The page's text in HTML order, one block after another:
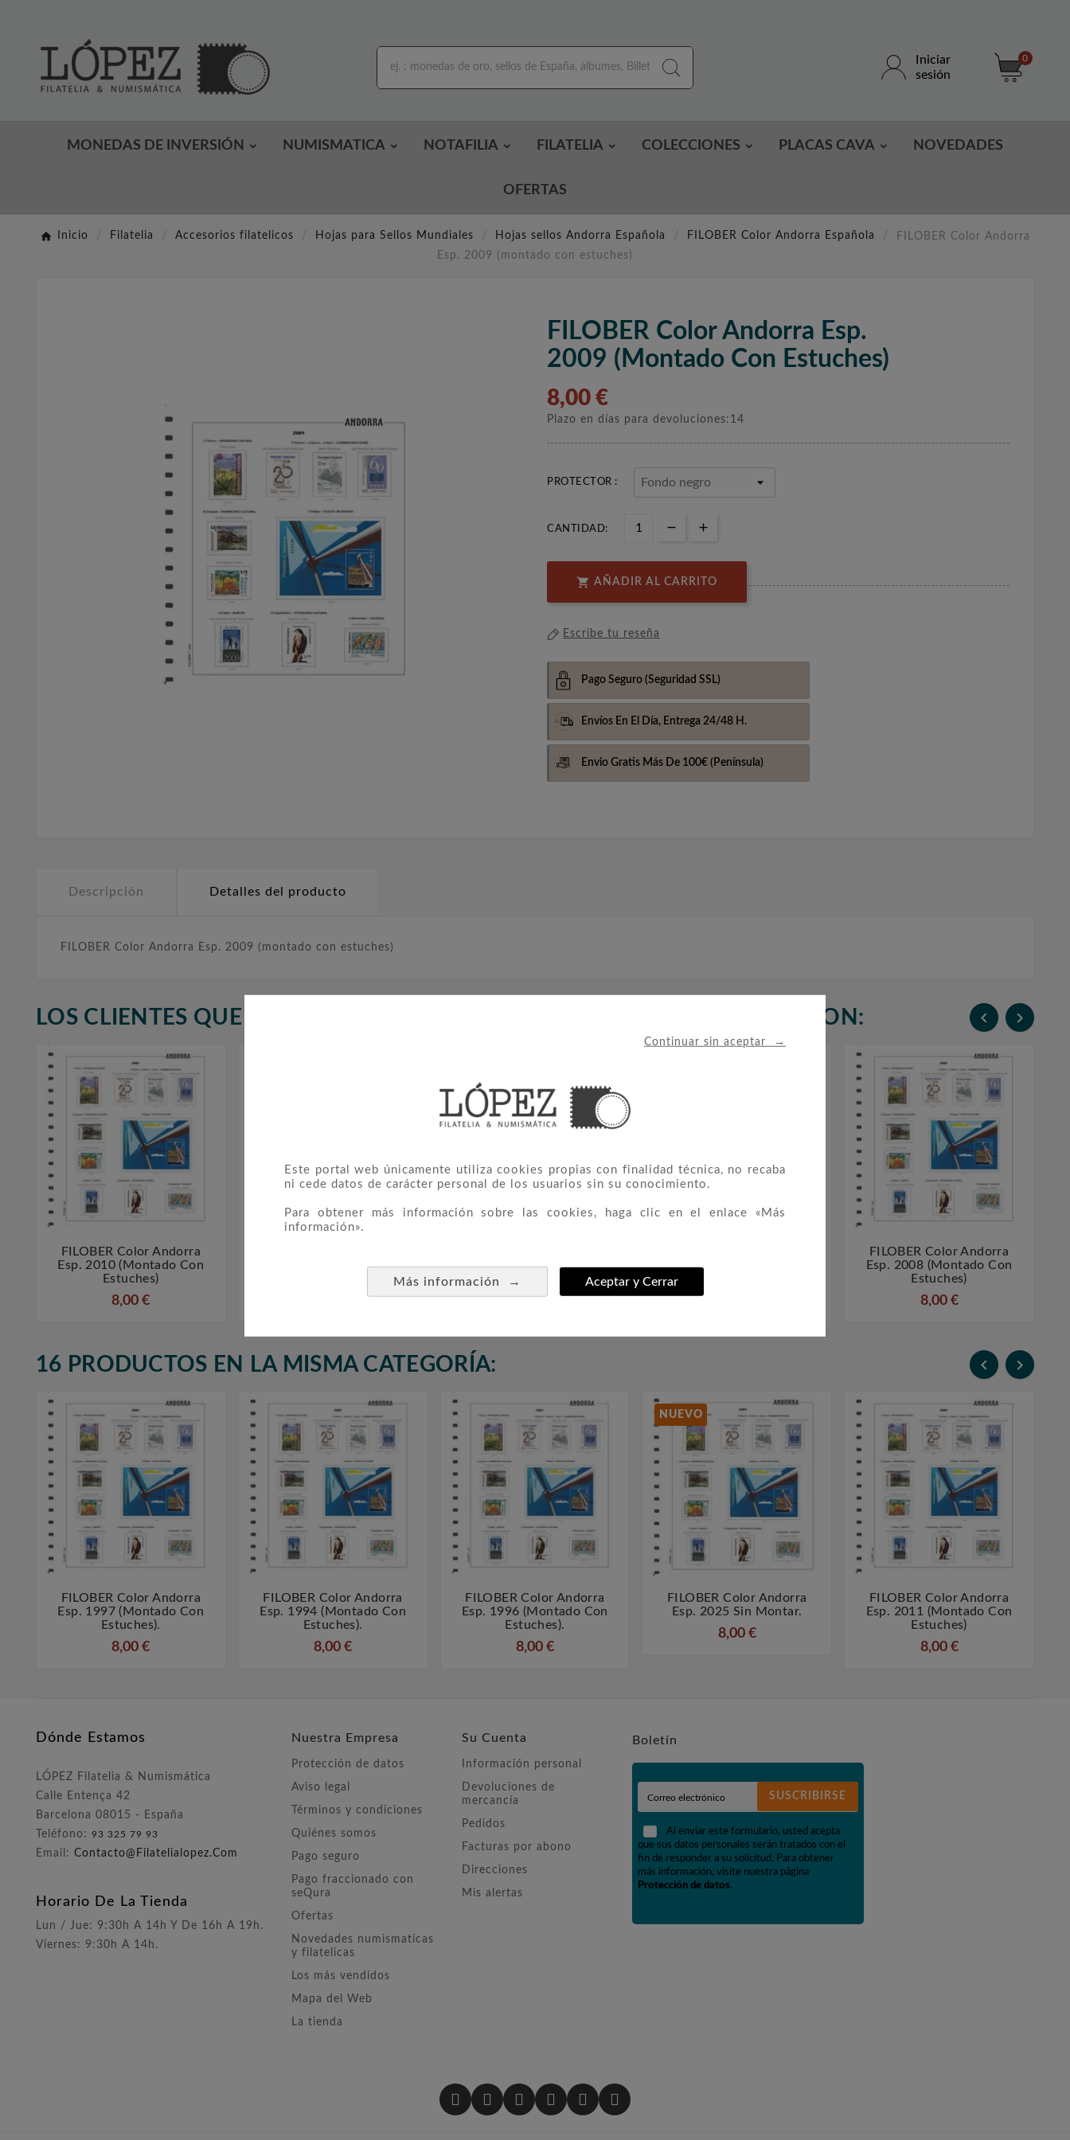
Continuar sin aceptar →
Este portal web únicamente utiliza cookies propias con finalidad técnica, no recaba
ni cede datos de carácter personal de los usuarios sin su conocimiento.
Para obtener más información sobre las cookies, haga clic en el enlace «Más
información».
Más información → Aceptar y Cerrar
Iniciar
sesión
0
MONEDAS DE INVERSIÓN NUMISMATICA NOTAFILIA FILATELIA COLECCIONES PLACAS CAVA NOVEDADES
OFERTAS
Inicio Filatelia Accesorios filatelicos Hojas para Sellos Mundiales Hojas sellos Andorra Española FILOBER Color Andorra Española
FILOBER Color Andorra
Esp. 2009 (montado con estuches)
FILOBER Color Andorra Esp.
2009 (montado Con Estuches)
8,00 €
Plazo en días para devoluciones:14
PROTECTOR :
CANTIDAD:
 AÑADIR AL CARRITO
Escribe tu reseña
Pago Seguro (Seguridad SSL)
Envíos En El Día, Entrega 24/48 H.
Envio Gratis Más De 100€ (Península)
Descripción Detalles del producto
FILOBER Color Andorra Esp. 2009 (montado con estuches)
LOS CLIENTES QUE ADQUIRIERON ESTE PRODUCTO TAMBIÉN COMPRARON:  
 
FILOBER Color Andorra
Esp. 2010 (montado Con
Estuches)
8,00 €
Esp. 2006 (montado Con
 
(montado Con Estuches)
92,00 €
Esp. 2007 (montado Con
 
FILOBER Color Andorra
Esp. 2008 (montado Con
Estuches)
8,00 €
16 PRODUCTOS EN LA MISMA CATEGORÍA:  
 
FILOBER Color Andorra
Esp. 1997 (montado Con
Estuches).
8,00 €
 
FILOBER Color Andorra
Esp. 1994 (montado Con
Estuches).
8,00 €
 
FILOBER Color Andorra
Esp. 1996 (montado Con
Estuches).
8,00 €
NUEVO
 
FILOBER Color Andorra
Esp. 2025 Sin Montar.
8,00 €
 
FILOBER Color Andorra
Esp. 2011 (montado Con
Estuches)
8,00 €
Dónde Estamos
LÓPEZ Filatelia & Numismática
Calle Entença 42
Barcelona 08015 - España
Teléfono: 93 325 79 93
Email: Contacto@filatelialopez.com
Horario De La Tienda
Lun / Jue: 9:30h A 14h Y De 16h A 19h.
Viernes: 9:30h A 14h.
Nuestra Empresa
Protección de datos
Aviso legal
Términos y condiciones
Quiénes somos
Pago seguro
Pago fraccionado con
seQura
Ofertas
Novedades numismaticas
y filatelicas
Los más vendidos
Mapa del Web
La tienda
Su Cuenta
Información personal
Devoluciones de
mercancía
Pedidos
Facturas por abono
Direcciones
Mis alertas
Boletín
SUSCRIBIRSE
Al enviar este formulario, usted acepta
que sus datos personales serán tratados con el
fin de responder a su solicitud. Para obtener
más información, visite nuestra página
Protección de datos.